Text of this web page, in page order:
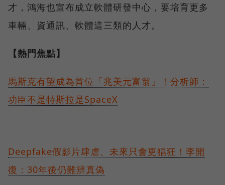
才，鴻海也宣布成立軟體研發中心，要培育更多
車輛、資通訊、軟體這三類的人才。
【熱門焦點】
馬斯克有望成為首位「兆美元富翁」！分析師：
功臣不是特斯拉是SpaceX
Deepfake假影片肆虐、未來只會更猖狂！李開
復：30年後仍難辨真偽